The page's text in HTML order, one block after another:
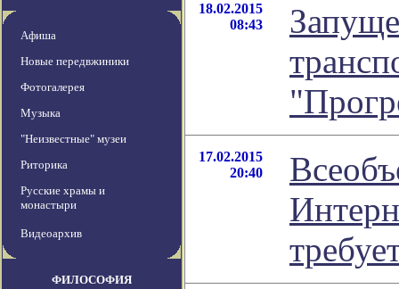
Афиша
Новые передвжиники
Фотогалерея
Музыка
"Неизвестные" музеи
Риторика
Русские храмы и
монастыри
Видеоархив
ФИЛОСОФИЯ
18.02.2015
08:43
17.02.2015
20:40